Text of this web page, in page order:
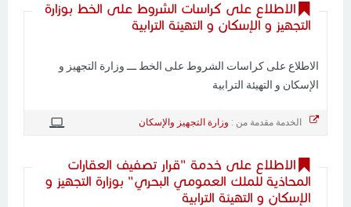
الاطلاع على كراسات الشروط على الخط بوزارة
التجهيز و الإسكان و التهيئة الترابية
الاطلاع على كراسات الشروط على الخط ـــ وزارة التجهيز و
الإسكان و التهيئة الترابية
الخدمة مقدمة من : وزارة التجهيز والإسكان
الاطلاع على خدمة "قرار تصفيف العقارات
المحاذية للملك العمومي البحري" بوزارة التجهيز و
الإسكان و التهيئة الترابية